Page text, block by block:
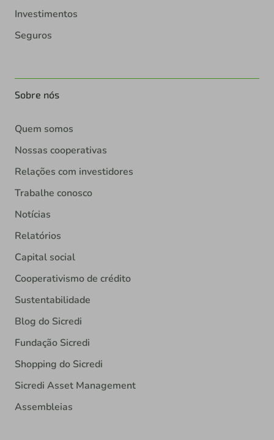
Investimentos
Seguros
Sobre nós
Quem somos
Nossas cooperativas
Relações com investidores
Trabalhe conosco
Notícias
Relatórios
Capital social
Cooperativismo de crédito
Sustentabilidade
Blog do Sicredi
Fundação Sicredi
Shopping do Sicredi
Sicredi Asset Management
Assembleias